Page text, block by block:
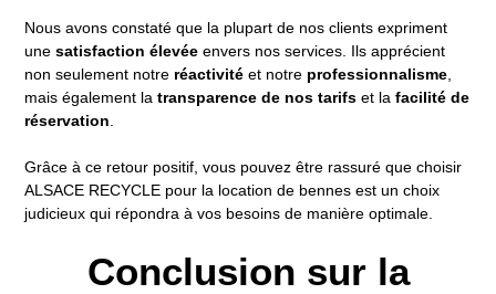
Nous avons constaté que la plupart de nos clients expriment
unesatisfaction élevée envers nos services. Ils apprécient
non seulement notre réactivité et notre professionnalisme
mais également latransparence de nos tarifs et lafacilité de
réservation
Grâce à ce retour positif, vous pouvez être rassuré que choisir
ALSACE RECYCLE pour la location de bennes est un choix
judicieux qui répondra à vos besoins de manière optimale.
Conclusion sur la